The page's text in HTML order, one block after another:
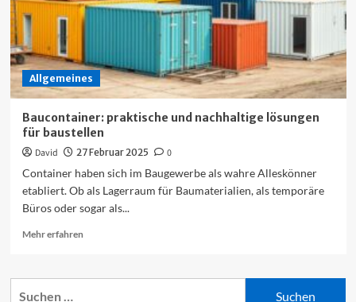
Allgemeines
Baucontainer: praktische und nachhaltige lösungen
für baustellen
David 27 Februar 2025
0
Container haben sich im Baugewerbe als wahre Alleskönner
etabliert. Ob als Lagerraum für Baumaterialien, als temporäre
Büros oder sogar als...
Mehr erfahrenMehr
Baucontainer: